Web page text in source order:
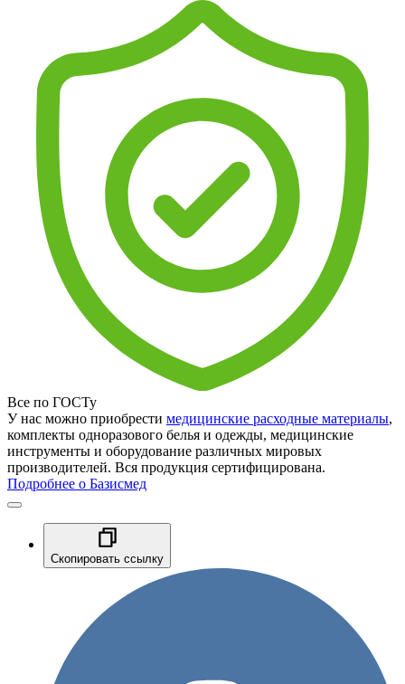
Все по ГОСТу
У нас можно приобрести медицинские расходные материалы,
комплекты одноразового белья и одежды, медицинские
инструменты и оборудование различных мировых
производителей. Вся продукция сертифицирована.
Подробнее о Базисмед
Скопировать ссылку